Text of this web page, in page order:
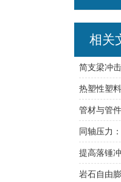
相关
简支梁冲
管材与管
提高落锤